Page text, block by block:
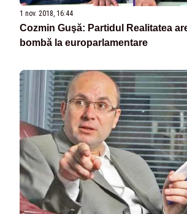
1 nov. 2018, 16:44
Cozmin Guşă: Partidul Realitatea
bombă la europarlamentare